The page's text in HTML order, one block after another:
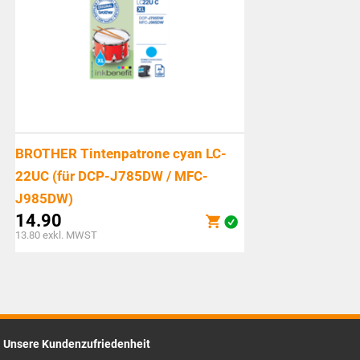
BROTHER Tintenpatrone cyan LC-
22UC (für DCP-J785DW / MFC-
J985DW)
14.90
13.80 exkl. MWST
Unsere Kundenzufriedenheit